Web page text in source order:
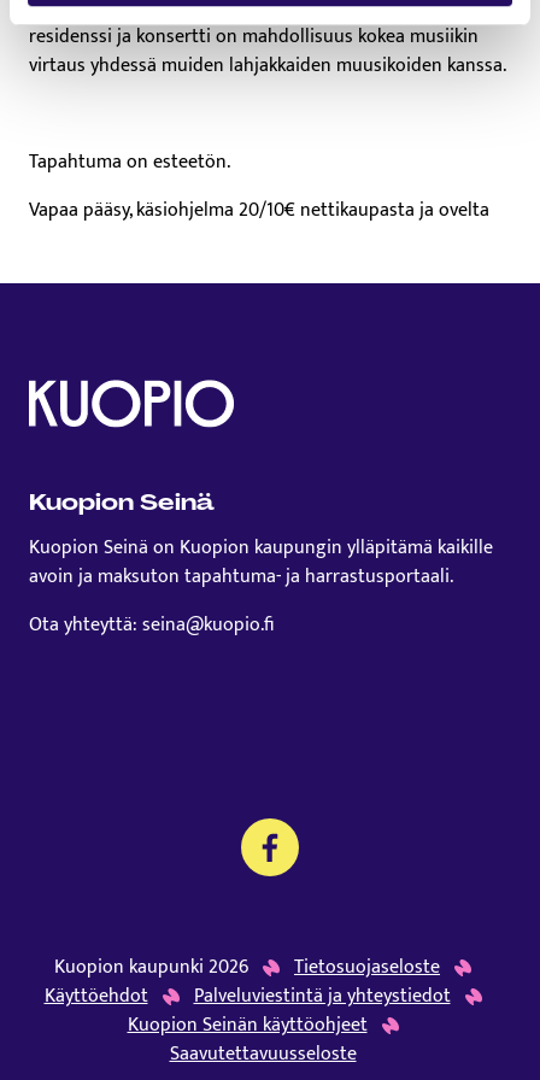
välittää barokin energiaa ja ilmaisuvoimaa, ja jokainen
residenssi ja konsertti on mahdollisuus kokea musiikin
virtaus yhdessä muiden lahjakkaiden muusikoiden kanssa.
Tapahtuma on esteetön.
Vapaa pääsy, käsiohjelma 20/10€ nettikaupasta ja ovelta
Kuopion Seinä
Kuopion Seinä on Kuopion kaupungin ylläpitämä kaikille
avoin ja maksuton tapahtuma- ja harrastusportaali.
Ota yhteyttä: seina@kuopio.fi
Kuopion kaupunki 2026
Tietosuojaseloste
Käyttöehdot
Palveluviestintä ja yhteystiedot
Kuopion Seinän käyttöohjeet
Saavutettavuusseloste